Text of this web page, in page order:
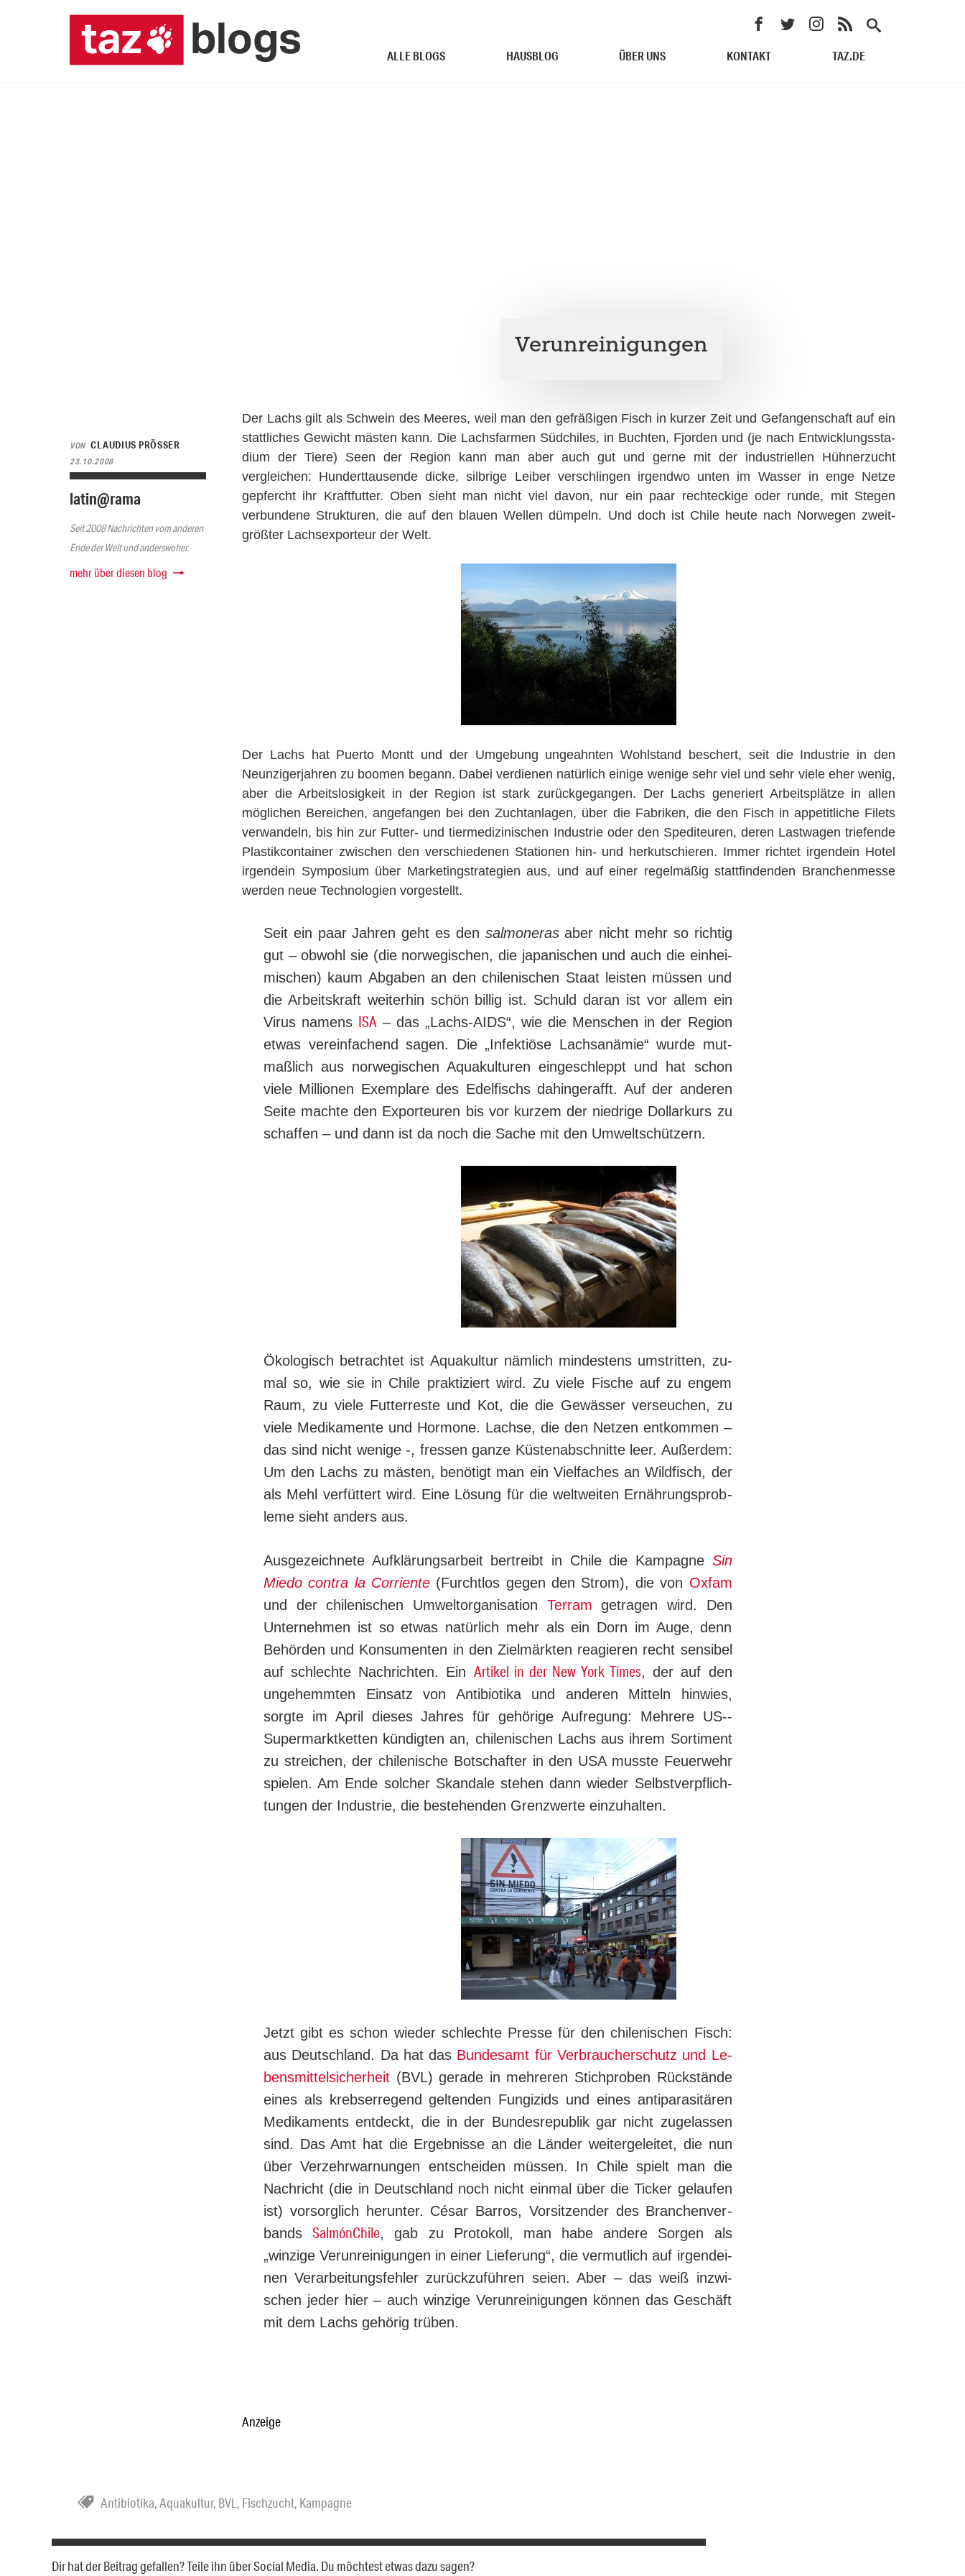
ALLE BLOGS HAUSBLOG ÜBER UNS KONTAKT TAZ.DE
Verunreinigungen
VON CLAUDIUS PRÖSSER
23.10.2008
latin@rama
Seit 2008 Nachrichten vom anderen
Ende der Welt und anderswoher.
mehr über diesen blog
Der Lachs gilt als Schwein des Meeres, weil man den gefräßigen Fisch in kurzer Zeit und Gefangenschaft auf ein
stattliches Gewicht mästen kann. Die Lachs­far­men Südchiles, in Buchten, Fjorden und (je nach Ent­wick­lungs­sta­
dium der Tiere) Seen der Region kann man aber auch gut und gerne mit der industriellen Hühner­zucht
vergleichen: Hun­dert­tau­sen­de dicke, silbrige Leiber verschlingen ir­gend­wo unten im Wasser in enge Netze
gepfercht ihr Kraftfutter. Oben sieht man nicht viel davon, nur ein paar rechteckige oder runde, mit Stegen
verbundene Strukturen, die auf den blauen Wellen dümpeln. Und doch ist Chile heute nach Norwegen zweit­
größter Lachsexporteur der Welt.
Der Lachs hat Puerto Montt und der Umgebung ungeahnten Wohlstand beschert, seit die Industrie in den
Neunzigerjahren zu boomen begann. Dabei verdienen natürlich einige wenige sehr viel und sehr viele eher wenig,
aber die Ar­beits­lo­sig­keit in der Region ist stark zurückgegangen. Der Lachs generiert Ar­beits­plät­ze in allen
möglichen Bereichen, an­ge­fang­en bei den Zuchtanlagen, über die Fabriken, die den Fisch in ap­pe­tit­li­che Filets
verwandeln, bis hin zur Futter- und tier­me­di­zi­ni­schen In­dus­trie oder den Spediteuren, deren Lastwagen triefende
Plas­tik­con­tai­ner zwi­schen den verschiedenen Stationen hin- und herkutschieren. Immer rich­tet irgendein Hotel
irgendein Symposium über Marketingstrategien aus, und auf einer regelmäßig stattfindenden Branchenmesse
werden neue Tech­no­lo­gien vorgestellt.
Seit ein paar Jahren geht es den salmonerasaber nicht mehr so richtig
gut – obwohl sie (die norwegischen, die japanischen und auch die ein­hei­
mi­schen) kaum Abgaben an den chilenischen Staat leisten müssen und
die Arbeitskraft weiterhin schön billig ist. Schuld daran ist vor allem ein
Virus namens ISA – das „Lachs-AIDS“, wie die Menschen in der Re­gion
etwas vereinfachend sagen. Die „In­fek­tiö­se Lachsanämie“ wurde mut­
maß­lich aus norwegischen Aquakulturen ein­ge­schleppt und hat schon
vie­le Millionen Exemplare des Edelfischs dahingerafft. Auf der anderen
Sei­te machte den Exporteuren bis vor kurzem der niedrige Dol­lar­kurs zu
schaf­fen – und dann ist da noch die Sache mit den Umweltschützern.
Ökologisch betrachtet ist Aquakultur nämlich mindestens umstritten, zu­
mal so, wie sie in Chile praktiziert wird. Zu viele Fische auf zu engem
Raum, zu viele Fut­ter­res­te und Kot, die die Gewässer verseuchen, zu
viele Me­di­ka­men­te und Hor­mo­ne. Lachse, die den Netzen entkommen –
das sind nicht wenige -, fressen gan­ze Küstenabschnitte leer. Au­ßer­dem:
Um den Lachs zu mästen, benötigt man ein Vielfaches an Wild­fisch, der
als Mehl verfüttert wird. Eine Lösung für die welt­wei­ten Er­näh­rungs­prob­
le­me sieht anders aus.
Ausgezeichnete Aufklärungsarbeit bertreibt in Chile die Kampagne Sin
Miedo contra la Corriente (Furchtlos gegen den Strom), die von Oxfam
und der chi­le­ni­schen Umweltorganisation Terram getragen wird. Den
Unternehmen ist so etwas natürlich mehr als ein Dorn im Auge, denn
Behörden und Konsumenten in den Zielmärkten reagieren recht sensibel
auf schlechte Nachrichten. Ein Artikel in der New York Times, der auf den
ungehemmten Einsatz von Antibiotika und an­de­ren Mitteln hinwies,
sorgte im April dieses Jahres für gehörige Aufregung: Meh­re­re US-­
Supermarktketten kündigten an, chilenischen Lachs aus ihrem Sor­ti­ment
zu streichen, der chilenische Botschafter in den USA musste Feu­er­wehr
spie­len. Am Ende solcher Skandale stehen dann wieder Selbst­ver­pflich­
tun­gen der In­dus­trie, die bestehenden Grenzwerte ein­zu­hal­ten.
Jetzt gibt es schon wieder schlechte Presse für den chilenischen Fisch:
aus Deutsch­land. Da hat das Bundesamt für Verbraucherschutz und Le­
bens­mit­tel­si­cher­heit (BVL) gerade in mehreren Stichproben Rückstände
eines als krebserregend geltenden Fungizids und eines antiparasitären
Me­­di­­ka­­ments entdeckt, die in der Bundesrepublik gar nicht zugelassen
sind. Das Amt hat die Ergebnisse an die Länder weitergeleitet, die nun
über Verzehrwarnungen entscheiden müssen. In Chile spielt man die
Nach­richt (die in Deutschland noch nicht einmal über die Ticker gelaufen
ist) vorsorglich herunter. César Barros, Vorsitzender des Bran­chen­ver­
bandsSalmónChile, gab zu Protokoll, man habe andere Sorgen als
„winzige Verunreinigungen in einer Lieferung“, die vermutlich auf ir­gend­ei­
nen Verarbeitungsfehler zurückzuführen seien. Aber – das weiß in­zwi­
schen jeder hier – auch winzige Verunreinigungen können das Ge­schäft
mit dem Lachs gehörig trüben.
Anzeige
Antibiotika,Aquakultur, BVL , Fischzucht, Kampagne
Dir hat der Beitrag gefallen? Teile ihn über Social Media. Du möchtest etwas dazu sagen?